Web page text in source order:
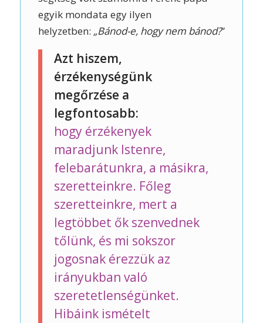
egyik mondata egy ilyen
helyzetben: „Bánod-e, hogy nem bánod?”
Azt hiszem,
érzékenységünk
megőrzése a
legfontosabb:
hogy érzékenyek
maradjunk Istenre,
felebarátunkra, a másikra,
szeretteinkre. Főleg
szeretteinkre, mert a
legtöbbet ők szenvednek
tőlünk, és mi sokszor
jogosnak érezzük az
irányukban való
szeretetlenségünket.
Hibáink ismételt